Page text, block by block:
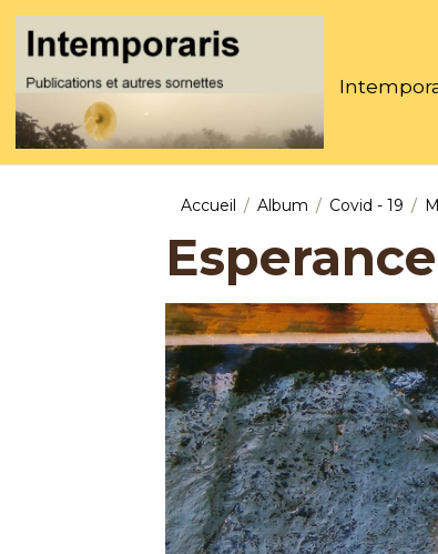
Accueil Album Covid - 19